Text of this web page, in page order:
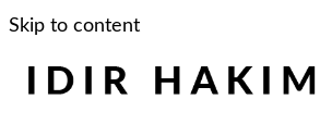
Skip to content